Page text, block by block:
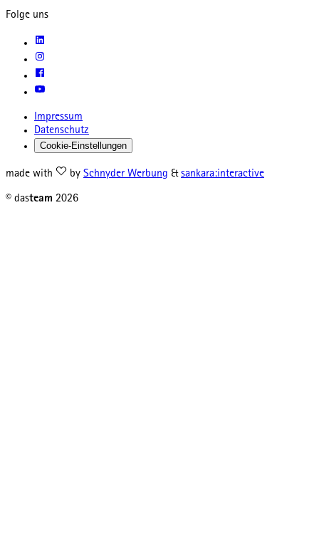
Folge uns
Impressum
Datenschutz
Cookie-Einstellungen
made with by Schnyder Werbung & sankara:interactive
© dasteam 2026